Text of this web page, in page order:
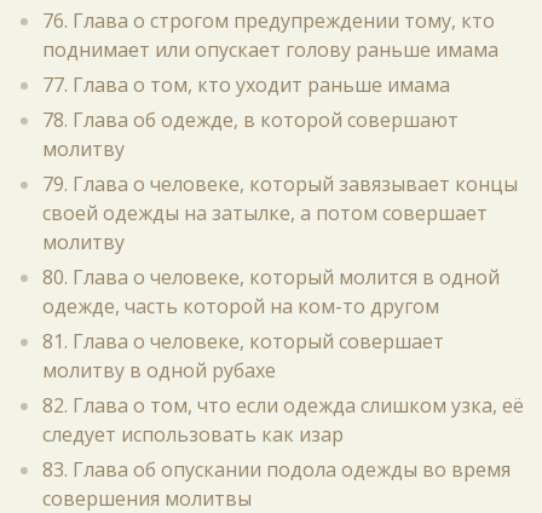
76. Глава о строгом предупреждении тому, кто
поднимает или опускает голову раньше имама
77. Глава о том, кто уходит раньше имама
78. Глава об одежде, в которой совершают
молитву
79. Глава о человеке, который завязывает концы
своей одежды на затылке, а потом совершает
молитву
80. Глава о человеке, который молится в одной
одежде, часть которой на ком-то другом
81. Глава о человеке, который совершает
молитву в одной рубахе
82. Глава о том, что если одежда слишком узка, её
следует использовать как изар
83. Глава об опускании подола одежды во время
совершения молитвы